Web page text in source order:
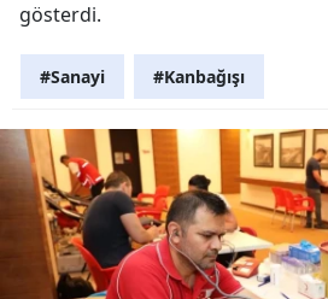
gösterdi.
#Sanayi #Kanbağışı